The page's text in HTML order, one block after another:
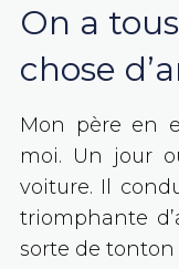
On a
chose
Mon père en
moi. Un jour
voiture. Il
triomphante
sorte de